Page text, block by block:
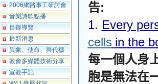
2006網路事工研討會
音樂詩歌點播
目錄導覽
最新消息
異象、使命、與代禱
教會多媒體技術分享
宣教手記
告:
1. Every
cells in the
每一個人身
胞是無法在